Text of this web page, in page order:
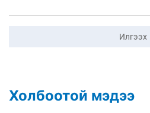
Илгээх
Холбоотой мэдээ